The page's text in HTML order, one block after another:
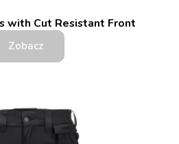
with Cut Resistant Front
Zobacz